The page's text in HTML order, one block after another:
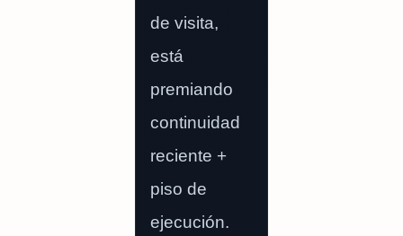
de visita,
está
premiando
continuidad
reciente +
piso de
ejecución.